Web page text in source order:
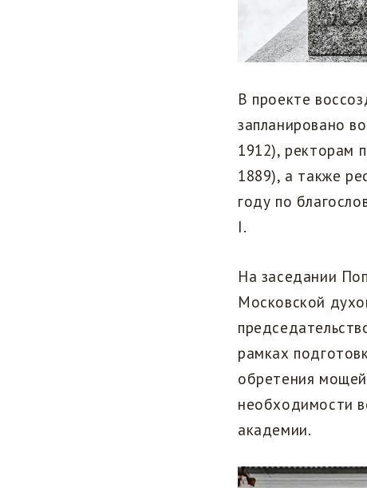
В проекте
запланировано
1912), ректорам
1889), а также
году по
I.
На заседании
Московской
рамках
обретения
необходимости
академии.